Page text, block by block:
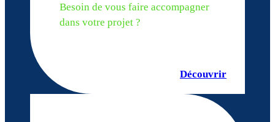
Besoin de vous faire accompagner
dans votre projet ?
Découvrir